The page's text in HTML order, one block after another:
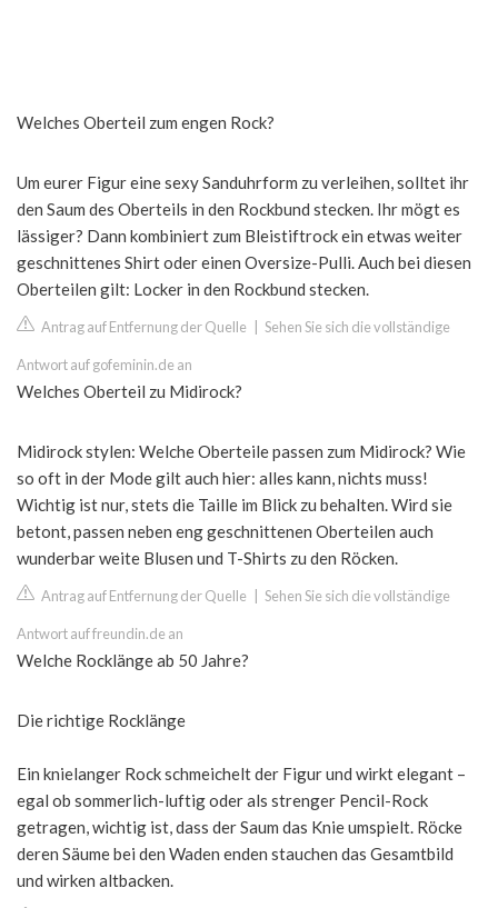
Welches Oberteil zum engen Rock?
Um eurer Figur eine sexy Sanduhrform zu verleihen, solltet ihr
den Saum des Oberteils in den Rockbund stecken. Ihr mögt es
lässiger? Dann kombiniert zum Bleistiftrock ein etwas weiter
geschnittenes Shirt oder einen Oversize-Pulli. Auch bei diesen
Oberteilen gilt: Locker in den Rockbund stecken.
Antrag auf Entfernung der Quelle Sehen Sie sich die vollständige
Antwort auf gofeminin.de an
Welches Oberteil zu Midirock?
Midirock stylen: Welche Oberteile passen zum Midirock? Wie
so oft in der Mode gilt auch hier: alles kann, nichts muss!
Wichtig ist nur, stets die Taille im Blick zu behalten. Wird sie
betont, passen neben eng geschnittenen Oberteilen auch
wunderbar weite Blusen und T-Shirts zu den Röcken.
Antrag auf Entfernung der Quelle Sehen Sie sich die vollständige
Antwort auf freundin.de an
Welche Rocklänge ab 50 Jahre?
Die richtige Rocklänge
Ein knielanger Rock schmeichelt der Figur und wirkt elegant –
egal ob sommerlich-luftig oder als strenger Pencil-Rock
getragen, wichtig ist, dass der Saum das Knie umspielt. Röcke
deren Säume bei den Waden enden stauchen das Gesamtbild
und wirken altbacken.